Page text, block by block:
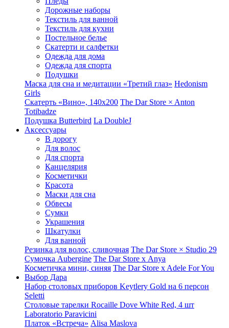
Дорожные наборы
Текстиль для ванной
Текстиль для кухни
Постельное белье
Скатерти и салфетки
Одежда для дома
Одежда для спорта
Подушки
Маска для сна и медитации «Третий глаз» Hedonism
Girls
Скатерть «Вино», 140х200 The Dar Store × Anton
Totibadze
Подушка Butterbird La DoubleJ
Аксессуары
В дорогу
Для волос
Для спорта
Канцелярия
Косметички
Красота
Маски для сна
Обвесы
Сумки
Украшения
Шкатулки
Для ванной
Резинка для волос, сливочная The Dar Store × Studio 29
Сумочка Aubergine The Dar Store x Anya
Косметичка мини, синяя The Dar Store x Adele For You
Выбор Дара
Набор столовых приборов Keytlery Gold на 6 персон
Seletti
Столовые тарелки Rocaille Dove White Red, 4 шт
Laboratorio Paravicini
Платок «Встреча» Alisa Maslova